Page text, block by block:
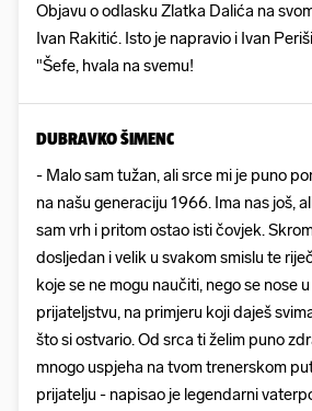
Objavu o odlasku Zlatka Dalića na
Ivan Rakitić. Isto je napravio i Ivan
"Šefe, hvala na svemu!
DUBRAVKO ŠIMENC
- Malo sam tužan, ali srce mi je puno
na našu generaciju 1966. Ima nas još,
sam vrh i pritom ostao isti čovjek.
dosljedan i velik u svakom smislu te
koje se ne mogu naučiti, nego se nose
prijateljstvu, na primjeru koji daješ
što si ostvario. Od srca ti želim puno
mnogo uspjeha na tvom trenerskom
prijatelju - napisao je legendarni